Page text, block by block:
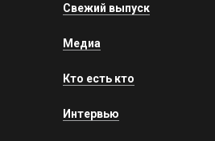
Свежий выпуск
Медиа
Кто есть кто
Интервью